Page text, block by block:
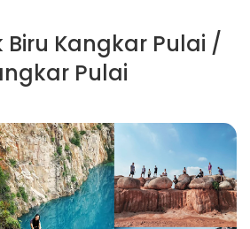
Biru Kangkar Pulai /
Pulai